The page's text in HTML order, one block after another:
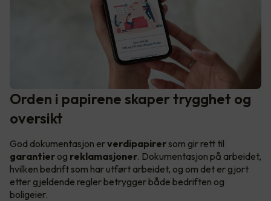
Orden i papirene skaper trygghet og
oversikt
God dokumentasjon erverdipapirersom gir rett til
garantier og reklamasjoner. Dokumentasjon på arbeidet,
hvilken bedrift som har utført arbeidet, og om det er gjort
etter gjeldende regler betrygger både bedriften og
boligeier.